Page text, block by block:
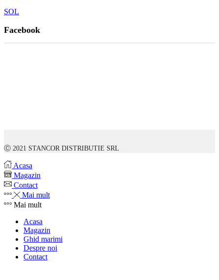
SOL
Facebook
Ⓒ 2021 STANCOR DISTRIBUTIE SRL
Acasa
Magazin
Contact
Mai mult
Mai mult
Acasa
Magazin
Ghid marimi
Despre noi
Contact